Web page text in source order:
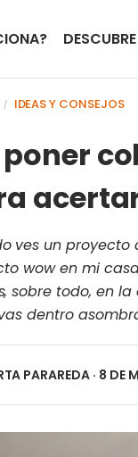
/ IDEAS Y CONSEJOS
ves un
wow en mi
sobre todo, en
dentro
PARAREDA· 8 DE